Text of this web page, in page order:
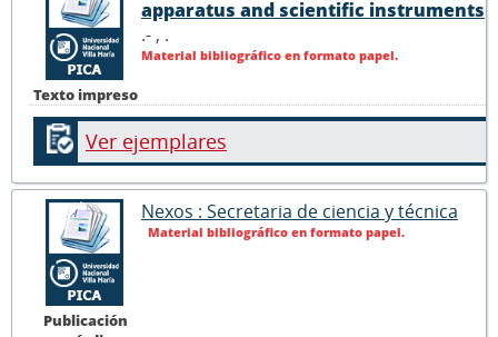
Texto impreso
apparatus and scientific instruments
.- , .
Material bibliográfico en formato papel.
Ver ejemplares
Publicación
Nexos : Secretaria de ciencia y técnica
Material bibliográfico en formato papel.